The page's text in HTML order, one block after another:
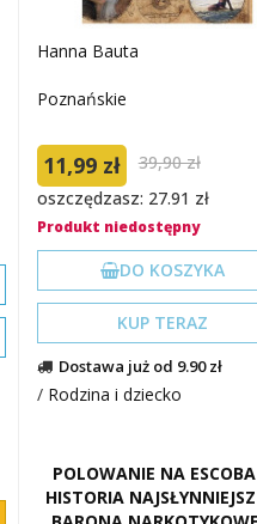
Hanna Bauta
Poznańskie
11,99 zł
39,90 zł
oszczędzasz: 27.91 zł
Produkt niedostępny
DO KOSZYKA
KUP TERAZ
Dostawa już od 9.90 zł
/ Rodzina i dziecko
POLOWANIE NA
HISTORIA